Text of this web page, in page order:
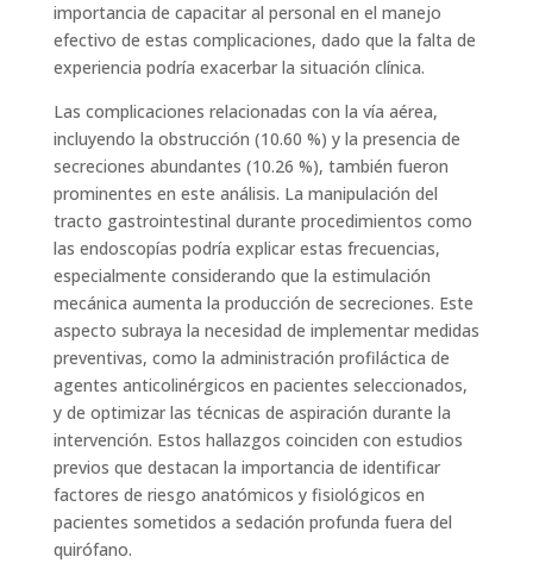
importancia de capacitar al personal en el manejo
efectivo de estas complicaciones, dado que la falta de
experiencia podría exacerbar la situación clínica.
Las complicaciones relacionadas con la vía aérea,
incluyendo la obstrucción (10.60 %) y la presencia de
secreciones abundantes (10.26 %), también fueron
prominentes en este análisis. La manipulación del
tracto gastrointestinal durante procedimientos como
las endoscopías podría explicar estas frecuencias,
especialmente considerando que la estimulación
mecánica aumenta la producción de secreciones. Este
aspecto subraya la necesidad de implementar medidas
preventivas, como la administración profiláctica de
agentes anticolinérgicos en pacientes seleccionados,
y de optimizar las técnicas de aspiración durante la
intervención. Estos hallazgos coinciden con estudios
previos que destacan la importancia de identificar
factores de riesgo anatómicos y fisiológicos en
pacientes sometidos a sedación profunda fuera del
quirófano.